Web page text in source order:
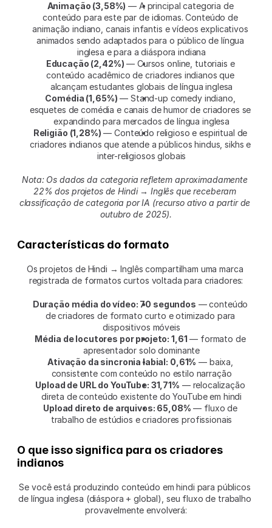
Animação (3,58%) — A principal categoria de
conteúdo para este par de idiomas. Conteúdo de
animação indiano, canais infantis e vídeos explicativos
animados sendo adaptados para o público de língua
inglesa e para a diáspora indiana
Educação (2,42%) — Cursos online, tutoriais e
conteúdo acadêmico de criadores indianos que
alcançam estudantes globais de língua inglesa
Comédia (1,65%) — Stand-up comedy indiano,
esquetes de comédia e canais de humor de criadores se
expandindo para mercados de língua inglesa
Religião (1,28%) — Conteúdo religioso e espiritual de
criadores indianos que atende a públicos hindus, sikhs e
inter-religiosos globais
Nota: Os dados da categoria refletem aproximadamente
22% dos projetos de Hindi → Inglês que receberam
classificação de categoria por IA (recurso ativo a partir de
outubro de 2025).
Características do formato
Os projetos de Hindi → Inglês compartilham uma marca
registrada de formatos curtos voltada para criadores:
Duração média do vídeo: 70 segundos — conteúdo
de criadores de formato curto e otimizado para
dispositivos móveis
Média de locutores por projeto: 1,61 — formato de
apresentador solo dominante
Ativação da sincronia labial: 0,61% — baixa,
consistente com conteúdo no estilo narração
Upload de URL do YouTube: 31,71% — relocalização
direta de conteúdo existente do YouTube em hindi
Upload direto de arquivos: 65,08% — fluxo de
trabalho de estúdios e criadores profissionais
O que isso significa para os criadores
indianos
Se você está produzindo conteúdo em hindi para públicos
de língua inglesa (diáspora + global), seu fluxo de trabalho
provavelmente envolverá: